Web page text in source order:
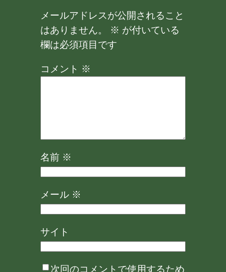
メールアドレスが公開されること
はありません。
※ が付いている
欄は必須項目です
コメント ※
名前 ※
メール ※
サイト
次回のコメントで使用するため